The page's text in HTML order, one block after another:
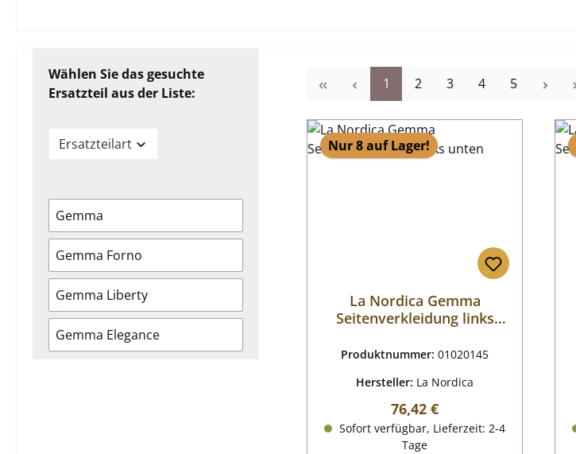
Wählen Sie das gesuchte
Ersatzteil aus der Liste:
Ersatzteilart
Gemma
Gemma Forno
Gemma Liberty
Gemma Elegance
Seite
1 Seite
2 Seite
3 Seite
4 Seite
5
Nur 8 auf Lager!
La Nordica Gemma
Seitenverkleidung links
Produktnummer:01020145
Hersteller: La Nordica
Regulärer Preis:
76,42 €
Sofort verfügbar, Lieferzeit: 2-4
Tage